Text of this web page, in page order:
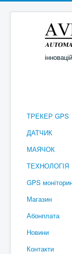
ТРЕКЕР GPS
ДАТЧИК
МАЯЧОК
ТЕХНОЛОГІЯ
GPS
Магазин
Абонплата
Новини
Контакти